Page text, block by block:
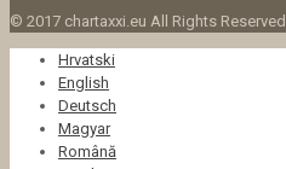
© 2017 chartaxxi.eu All Rights
Hrvatski
English
Deutsch
Magyar
Română